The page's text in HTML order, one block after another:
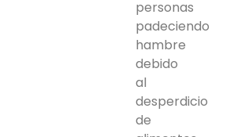
personas
padeciendo
hambre
debido
al
desperdicio
de